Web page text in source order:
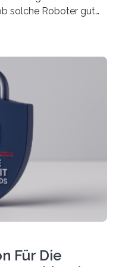
solche Roboter gut
Skłodowska-Curie
werden sich
insgesamt 15
mit
– also mit Robotern,
erfassen,
auch mit…
Für Die